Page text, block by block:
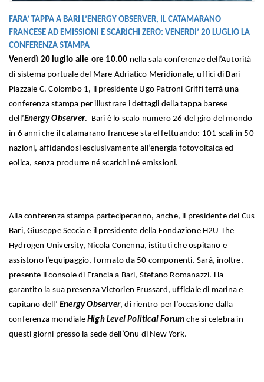
FARA’ TAPPA A BARI L’ENERGY OBSERVER, IL CATAMARANO
FRANCESE AD EMISSIONI E SCARICHI ZERO: VENERDI’ 20 LUGLIO LA
CONFERENZA STAMPA
Venerdì 20 luglio alle ore 10.00 nella sala conferenze dell’Autorità
di sistema portuale del Mare Adriatico Meridionale, uffici di Bari
Piazzale C. Colombo 1, il presidente Ugo Patroni Griffi terrà una
conferenza stampa per illustrare i dettagli della tappa barese
dell’Energy Observer. Bari è lo scalo numero 26 del giro del mondo
in 6 anni che il catamarano francese sta effettuando: 101 scali in 50
nazioni, affidandosi esclusivamente all’energia fotovoltaica ed
eolica, senza produrre né scarichi né emissioni.
Alla conferenza stampa parteciperanno, anche, il presidente del Cus
Bari, Giuseppe Seccia e il presidente della Fondazione H2U The
Hydrogen University, Nicola Conenna, istituti che ospitano e
assistono l’equipaggio, formato da 50 componenti. Sarà, inoltre,
presente il console di Francia a Bari, Stefano Romanazzi. Ha
garantito la sua presenza Victorien Erussard, ufficiale di marina e
capitano dell’ Energy Observer, di rientro per l’occasione dalla
conferenza mondiale High Level Political Forum che si celebra in
questi giorni presso la sede dell’Onu di New York.